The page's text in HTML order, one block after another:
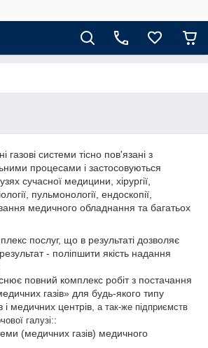
газові системи тісно пов'язані з
процесами і застосовуються
сучасної медицини, хірургії,
пульмонології, ендоскопії,
медичного обладнання та багатьох
послуг, що в результаті дозволяє
- поліпшити якість надання
повний комплекс робіт з постачання
газів» для будь-якого типу
і медичних центрів, а так-же підприємств
галузі::
(медичних газів) медичного